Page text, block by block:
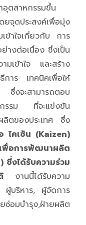
อุตสาหกรรมขึ้น
จุดประสงค์เพื่อมุ่ง
ข้าใจเกี่ยวกับ การ
างต่อเนื่อง ซึ่งเป็น
มเข้าใจ และสร้าง
าร เทคนิคเพื่อให้
งจะสามารถตอบ
กรรม ที่จะแข่งขัน
ลิตของประเทศ ซึ่ง
ไคเซ็น (Kaizen)
อการพัฒนาผลิต
ซึ่งได้รับความร่วม
งานนี้ได้รับความ
ผู้บริหาร, ผู้จัดการ
อมบำรุง,ฝ่ายผลิต